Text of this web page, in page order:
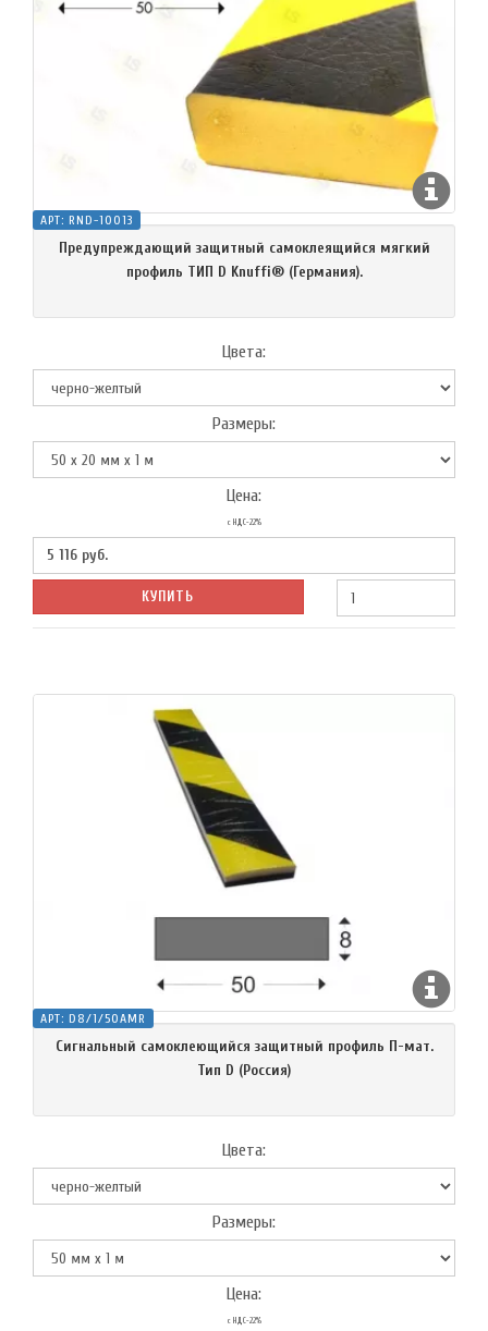
АРТ: RND-10013
Предупреждающий защитный самоклеящийся мягкий
профиль ТИП D Knuffi® (Германия).
Цвета:
Размеры:
Цена:
с НДС-22%
5 116 руб.
КУПИТЬ
АРТ: D8/1/50AMR
Сигнальный самоклеющийся защитный профиль П-мат.
Тип D (Россия)
Цвета:
Размеры:
Цена:
с НДС-22%